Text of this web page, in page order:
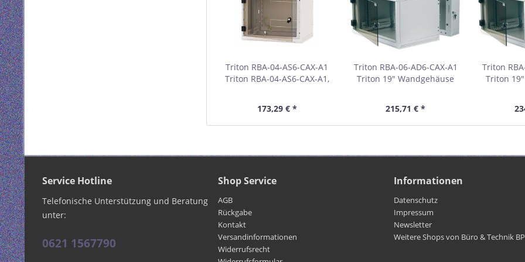
Triton RBA-04-AS6-CAX-A1
Triton RBA-04-AS6-CAX-A1,
173,29 € *
Triton RBA-06-AD6-CAX-A1
Triton 19" Wandgehäuse
215,71 € *
Triton
Triton
Service Hotline
Telefonische Unterstützung und Beratung
unter:
0621 1567790
Shop Service
AGB
Rückgabe
Kontakt
Versandinformationen
Widerrufsrecht
Informationen
Datenschutz
Impressum
Newsletter
Weitere Shops von Büro & Technik